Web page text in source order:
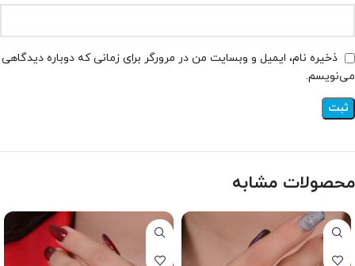
ذخیره نام، ایمیل و وبسایت من در مرورگر برای زمانی که دوباره دیدگاهی
می‌نویسم.
محصولات مشابه